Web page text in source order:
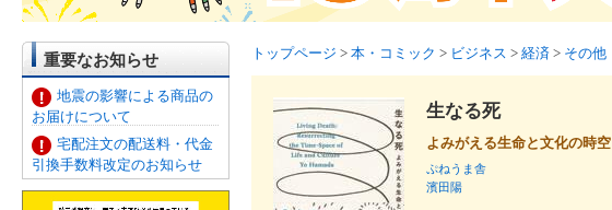
重要なお知らせ
地震の影響による商品の
お届けについて
宅配注文の配送料・代金
引換手数料改定のお知らせ
トップページ > 本・コミック > ビジネス > 経済 > その他
生なる死
よみがえる生命と文化の時空
ぷねうま舎
濱田陽